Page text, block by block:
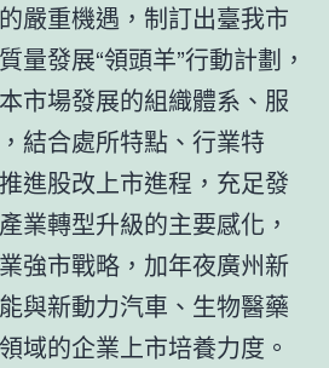
嚴重機遇，制訂出臺我市
量發展“領頭羊”行動計劃，
市場發展的組織體系、服
結合處所特點、行業特
進股改上市進程，充足發
業轉型升級的主要感化，
強市戰略，加年夜廣州新
與新動力汽車、生物醫藥
域的企業上市培養力度。